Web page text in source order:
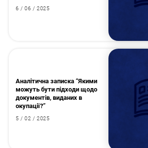
6 / 06 / 2025
Аналітична записка “Якими
можуть бути підходи щодо
документів, виданих в
окупації?”
5 / 02 / 2025